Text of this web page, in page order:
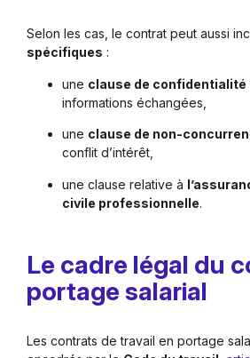
Selon les cas, le contrat peut aussi
spécifiques :
une clause de confidentialité
informations échangées,
une clause de non-
conflit d’intérêt,
une clause relative à
civile professionnelle.
Le cadre légal du
portage salarial
Les contrats de travail en portage